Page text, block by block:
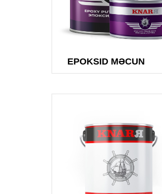
EPOKSID MƏCUN